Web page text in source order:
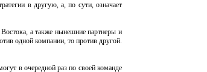
в другую, а, по сути, означает
а также нынешние партнеры и
одной компании, то против другой.
в очередной раз по своей команде